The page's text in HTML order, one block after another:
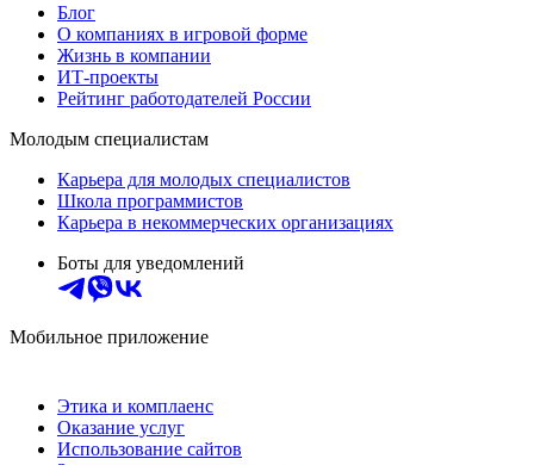
Блог
О компаниях в игровой форме
Жизнь в компании
ИТ-проекты
Рейтинг работодателей России
Молодым специалистам
Карьера для молодых специалистов
Школа программистов
Карьера в некоммерческих организациях
Боты для уведомлений
Мобильное приложение
Этика и комплаенс
Оказание услуг
Использование сайтов